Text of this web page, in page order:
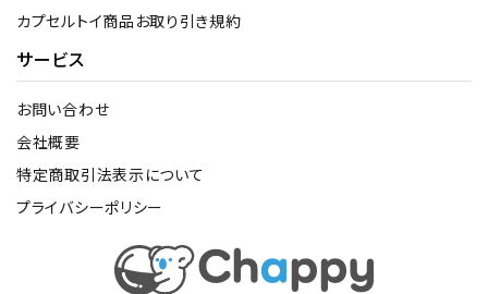
カプセルトイ商品お取り引き規約
サービス
お問い合わせ
会社概要
特定商取引法表示について
プライバシーポリシー